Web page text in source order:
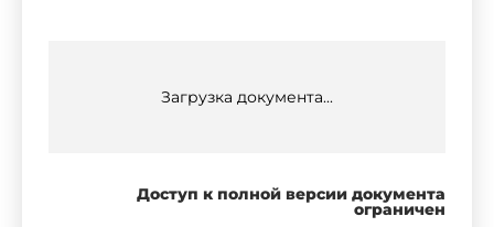
Загрузка документа...
Доступ к полной версии документа
ограничен